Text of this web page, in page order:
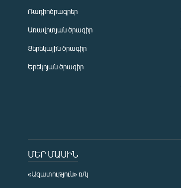
Ռադիոծրագրեր
Առավոտյան ծրագիր
Ցերեկային ծրագիր
Երեկոյան ծրագիր
ՄԵՐ ՄԱՍԻՆ
«Ազատություն» ռ/կ